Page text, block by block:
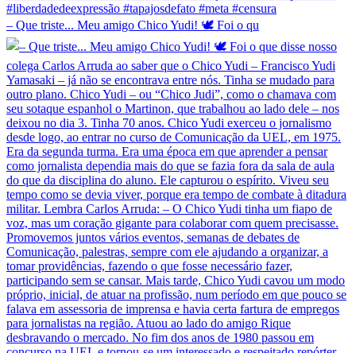
– Que triste... Meu amigo Chico Yudi! 🕊️ Foi o qu